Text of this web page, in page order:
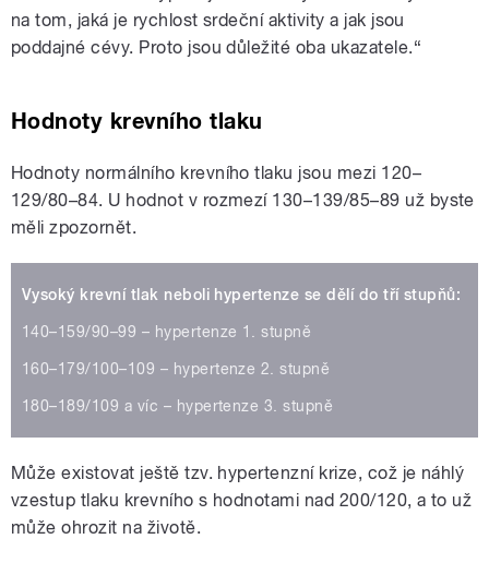
na tom, jaká je rychlost srdeční aktivity a jak jsou
poddajné cévy. Proto jsou důležité oba ukazatele.“
Hodnoty krevního tlaku
Hodnoty normálního krevního tlaku jsou mezi 120–
129/80–84. U hodnot v rozmezí 130–139/85–89 už byste
měli zpozornět.
Vysoký krevní tlak neboli hypertenze se dělí do tří stupňů:
140–159/90–99 – hypertenze 1. stupně
160–179/100–109 – hypertenze 2. stupně
180–189/109 a víc – hypertenze 3. stupně
Může existovat ještě tzv. hypertenzní krize, což je náhlý
vzestup tlaku krevního s hodnotami nad 200/120, a to už
může ohrozit na životě.